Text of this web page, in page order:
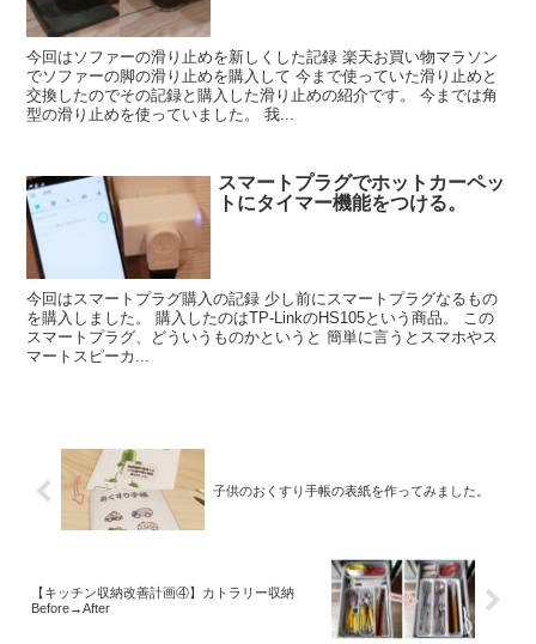
今回はソファーの滑り止めを新しくした記録 楽天お買い物マラソン
でソファーの脚の滑り止めを購入して 今まで使っていた滑り止めと
交換したのでその記録と購入した滑り止めの紹介です。 今までは角
型の滑り止めを使っていました。 我...
スマートプラグでホットカーペッ
トにタイマー機能をつける。
今回はスマートプラグ購入の記録 少し前にスマートプラグなるもの
を購入しました。 購入したのはTP-LinkのHS105という商品。 この
スマートプラグ、どういうものかというと 簡単に言うとスマホやス
マートスピーカ...
子供のおくすり手帳の表紙を作ってみました。
【キッチン収納改善計画④】カトラリー収納
Before→After